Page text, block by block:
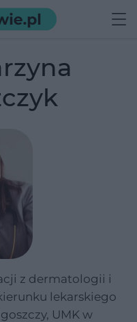
z dermatologii i
lekarskiego
UMK w